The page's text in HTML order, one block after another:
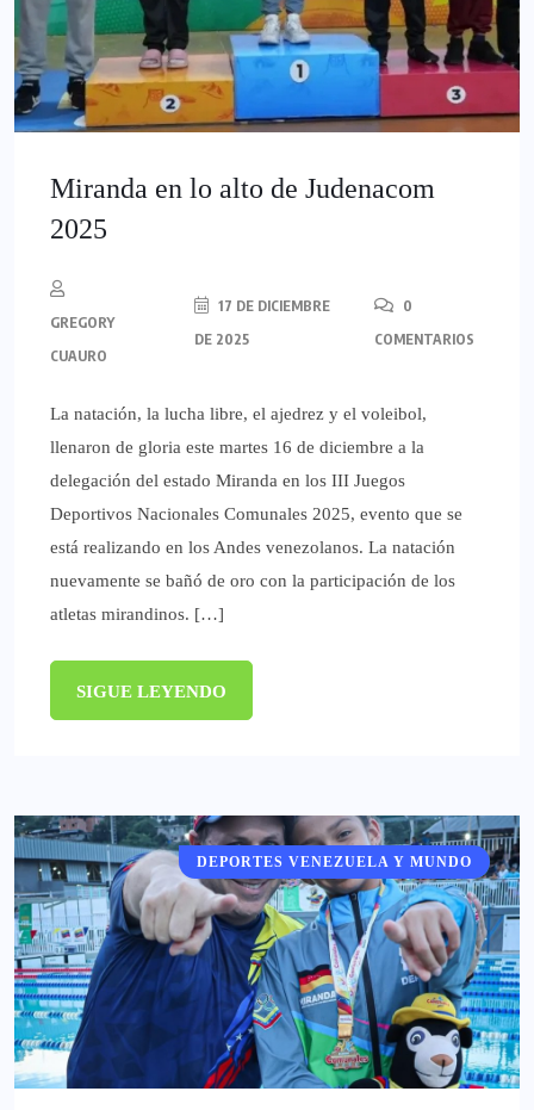
Miranda en lo alto de Judenacom
2025
GREGORY
CUAURO
17 DE DICIEMBRE
DE 2025
0
COMENTARIOS
La natación, la lucha libre, el ajedrez y el voleibol,
llenaron de gloria este martes 16 de diciembre a la
delegación del estado Miranda en los III Juegos
Deportivos Nacionales Comunales 2025, evento que se
está realizando en los Andes venezolanos. La natación
nuevamente se bañó de oro con la participación de los
atletas mirandinos. […]
SIGUE LEYENDO
DEPORTES
DEPORTES VENEZUELA Y MUNDO